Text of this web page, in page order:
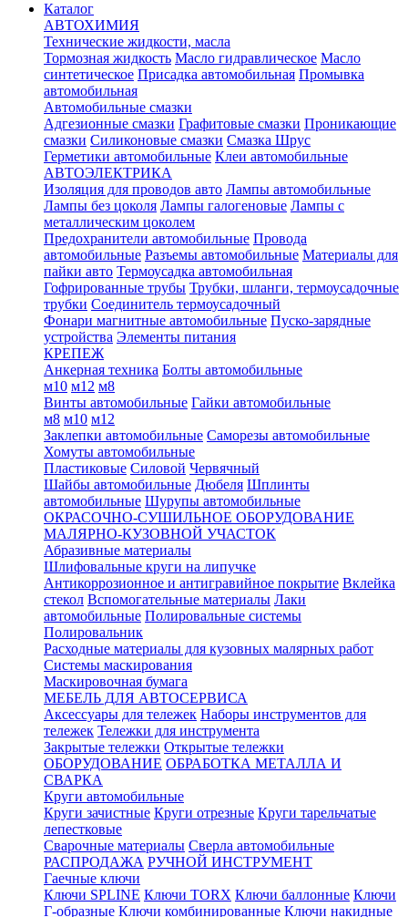
Каталог
АВТОХИМИЯ
Технические жидкости, масла
Тормозная жидкость Масло гидравлическое Масло
синтетическое Присадка автомобильная Промывка
автомобильная
Автомобильные смазки
Адгезионные смазки Графитовые смазки Проникающие
смазки Силиконовые смазки Смазка Шрус
Герметики автомобильные Клеи автомобильные
АВТОЭЛЕКТРИКА
Изоляция для проводов авто Лампы автомобильные
Лампы без цоколя Лампы галогеновые Лампы с
металлическим цоколем
Предохранители автомобильные Провода
автомобильные Разъемы автомобильные Материалы для
пайки авто Термоусадка автомобильная
Гофрированные трубы Трубки, шланги, термоусадочные
трубки Соединитель термоусадочный
Фонари магнитные автомобильные Пуско-зарядные
устройства Элементы питания
КРЕПЕЖ
Анкерная техника Болты автомобильные
м10 м12 м8
Винты автомобильные Гайки автомобильные
м8 м10 м12
Заклепки автомобильные Саморезы автомобильные
Хомуты автомобильные
Пластиковые Силовой Червячный
Шайбы автомобильные Дюбеля Шплинты
автомобильные Шурупы автомобильные
ОКРАСОЧНО-СУШИЛЬНОЕ ОБОРУДОВАНИЕ
МАЛЯРНО-КУЗОВНОЙ УЧАСТОК
Абразивные материалы
Шлифовальные круги на липучке
Антикоррозионное и антигравийное покрытие Вклейка
стекол Вспомогательные материалы Лаки
автомобильные Полировальные системы
Полировальник
Расходные материалы для кузовных малярных работ
Системы маскирования
Маскировочная бумага
МЕБЕЛЬ ДЛЯ АВТОСЕРВИСА
Аксессуары для тележек Наборы инструментов для
тележек Тележки для инструмента
Закрытые тележки Открытые тележки
ОБОРУДОВАНИЕ ОБРАБОТКА МЕТАЛЛА И
СВАРКА
Круги автомобильные
Круги зачистные Круги отрезные Круги тарельчатые
лепестковые
Сварочные материалы Сверла автомобильные
РАСПРОДАЖА РУЧНОЙ ИНСТРУМЕНТ
Гаечные ключи
Ключи SPLINE Ключи TORX Ключи баллонные Ключи
Г-образные Ключи комбинированные Ключи накидные